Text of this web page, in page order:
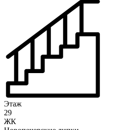
Этаж
29
ЖК